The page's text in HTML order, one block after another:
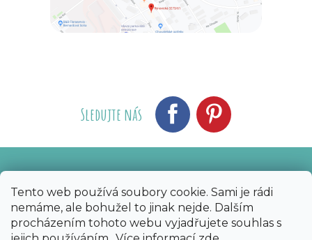
Tento web používá soubory cookie. Sami je rádi
nemáme, ale bohužel to jinak nejde. Dalším
procházením tohoto webu vyjadřujete souhlas s
Sledujte nás
Copyright 2026 Bijoux Components - Svět
korálků. Všechna práva vyhrazena.